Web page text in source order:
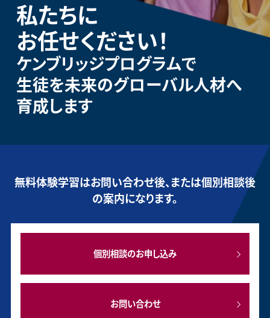
私たちに
お任せください！
ケンブリッジプログラムで
生徒を未来のグローバル人材へ
育成します
無料体験学習はお問い合わせ後、または個別相談後
の案内になります。
個別相談のお申し込み
お問い合わせ